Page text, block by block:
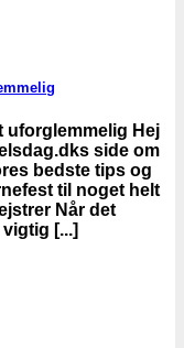
uforglemmelig Hej
side om
bedste tips og
til noget helt
Når det
[...]